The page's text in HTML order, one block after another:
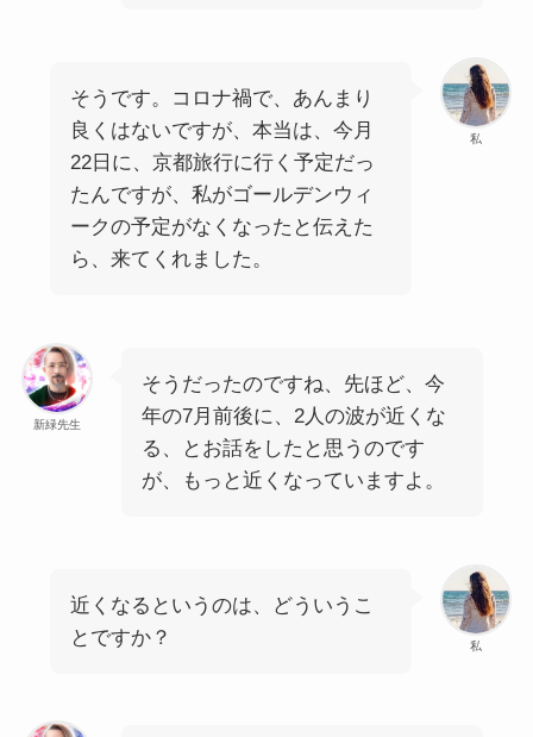
私
そうです。コロナ禍で、あんまり
良くはないですが、本当は、今月
22日に、京都旅行に行く予定だっ
たんですが、私がゴールデンウィ
ークの予定がなくなったと伝えた
ら、来てくれました。
新緑先生
そうだったのですね、先ほど、今
年の7月前後に、2人の波が近くな
る、とお話をしたと思うのです
が、もっと近くなっていますよ。
私
近くなるというのは、どういうこ
とですか？